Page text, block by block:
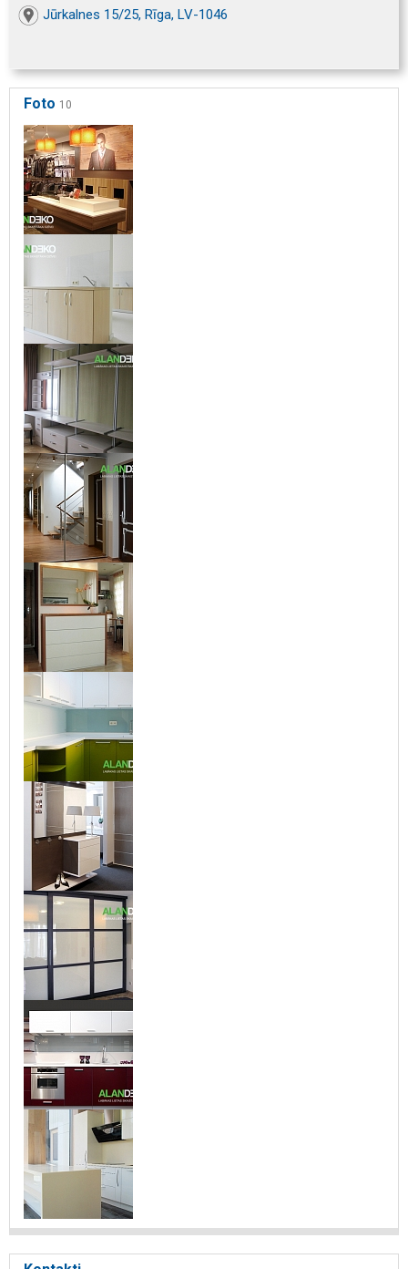
Jūrkalnes 15/25, Rīga, LV-1046
Foto 10